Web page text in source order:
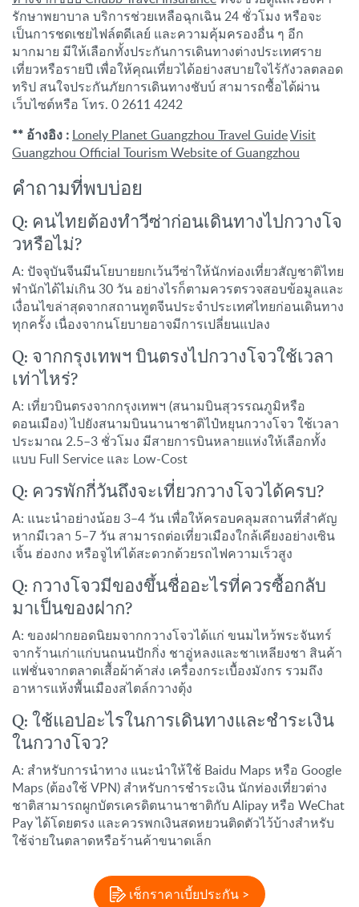
รักษาพยาบาล บริการช่วยเหลือฉุกเฉิน 24 ชั่วโมง หรือจะ
เป็นการชดเชยไฟล์ตดีเลย์ และความคุ้มครองอื่น ๆ อีก
มากมาย มีให้เลือกทั้งประกันการเดินทางต่างประเทศราย
เที่ยวหรือรายปี เพื่อให้คุณเที่ยวได้อย่างสบายใจไร้กังวลตลอด
ทริป สนใจประกันภัยการเดินทางชับบ์ สามารถซื้อได้ผ่าน
เว็บไซต์หรือ โทร. 0 2611 4242
** อ้างอิง : Lonely Planet Guangzhou Travel GuideVisit
Guangzhou Official Tourism Website of Guangzhou
คำถามที่พบบ่อย
Q: คนไทยต้องทำวีซ่าก่อนเดินทางไปกวางโจ
วหรือไม่?
A: ปัจจุบันจีนมีนโยบายยกเว้นวีซ่าให้นักท่องเที่ยวสัญชาติไทย
พำนักได้ไม่เกิน 30 วัน อย่างไรก็ตามควรตรวจสอบข้อมูลและ
เงื่อนไขล่าสุดจากสถานทูตจีนประจำประเทศไทยก่อนเดินทาง
ทุกครั้ง เนื่องจากนโยบายอาจมีการเปลี่ยนแปลง
Q: จากกรุงเทพฯ บินตรงไปกวางโจวใช้เวลา
เท่าไหร่?
A: เที่ยวบินตรงจากกรุงเทพฯ (สนามบินสุวรรณภูมิหรือ
ดอนเมือง) ไปยังสนามบินนานาชาติไป๋หยุนกวางโจว ใช้เวลา
ประมาณ 2.5–3 ชั่วโมง มีสายการบินหลายแห่งให้เลือกทั้ง
แบบ Full Service และ Low-Cost
Q: ควรพักกี่วันถึงจะเที่ยวกวางโจวได้ครบ?
A: แนะนำอย่างน้อย 3–4 วัน เพื่อให้ครอบคลุมสถานที่สำคัญ
หากมีเวลา 5–7 วัน สามารถต่อเที่ยวเมืองใกล้เคียงอย่างเซิน
เจิ้น ฮ่องกง หรือจูไห่ได้สะดวกด้วยรถไฟความเร็วสูง
Q: กวางโจวมีของขึ้นชื่ออะไรที่ควรซื้อกลับ
มาเป็นของฝาก?
A: ของฝากยอดนิยมจากกวางโจวได้แก่ ขนมไหว้พระจันทร์
จากร้านเก่าแก่บนถนนปักกิ่ง ชาอู่หลงและชาเหลียงชา สินค้า
แฟชั่นจากตลาดเสื้อผ้าค้าส่ง เครื่องกระเบื้องมังกร รวมถึง
อาหารแห้งพื้นเมืองสไตล์กวางตุ้ง
Q: ใช้แอปอะไรในการเดินทางและชำระเงิน
ในกวางโจว?
A: สำหรับการนำทาง แนะนำให้ใช้ Baidu Maps หรือ Google
Maps (ต้องใช้ VPN) สำหรับการชำระเงิน นักท่องเที่ยวต่าง
ชาติสามารถผูกบัตรเครดิตนานาชาติกับ Alipay หรือ WeChat
Pay ได้โดยตรง และควรพกเงินสดหยวนติดตัวไว้บ้างสำหรับ
ใช้จ่ายในตลาดหรือร้านค้าขนาดเล็ก
เช็กราคาเบี้ยประกัน >